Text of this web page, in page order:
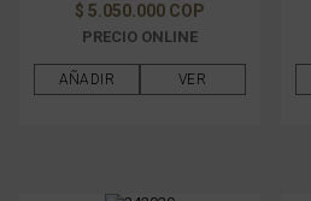
$ 5.050.000 COP
PRECIO ONLINE
AÑADIR VER